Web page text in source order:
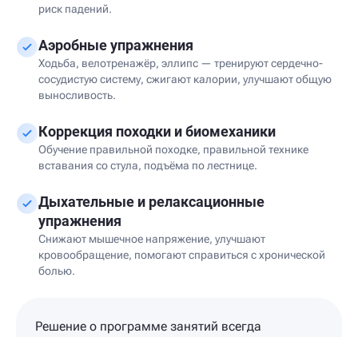
риск падений.
Аэробные упражнения
Ходьба, велотренажёр, эллипс — тренируют сердечно-
сосудистую систему, сжигают калории, улучшают общую
выносливость.
Коррекция походки и биомеханики
Обучение правильной походке, правильной технике
вставания со стула, подъёма по лестнице.
Дыхательные и релаксационные
упражнения
Снижают мышечное напряжение, улучшают
кровообращение, помогают справиться с хронической
болью.
Решение о программе занятий всегда